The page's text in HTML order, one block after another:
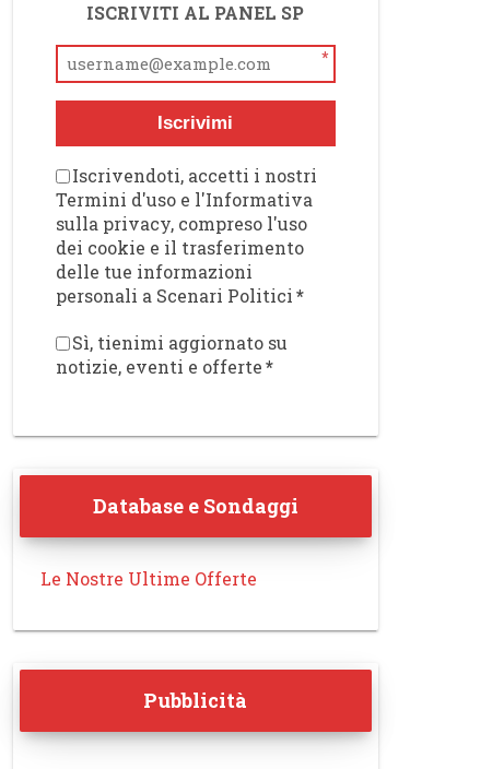
ISCRIVITI AL PANEL SP
*
Iscrivimi
Iscrivendoti, accetti i nostri
Termini d'uso e l'Informativa
sulla privacy, compreso l'uso
dei cookie e il trasferimento
delle tue informazioni
personali a Scenari Politici*
Sì, tienimi aggiornato su
notizie, eventi e offerte*
Database e Sondaggi
Le Nostre Ultime Offerte
Pubblicità